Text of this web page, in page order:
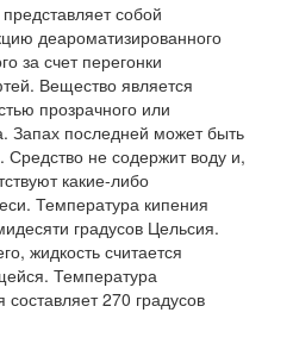
собой
деароматизированного
за счет перегонки
Вещество является
прозрачного или
Запах последней может быть
Средство не содержит воду и,
какие-либо
Температура кипения
градусов Цельсия.
жидкость считается
Температура
270 градусов